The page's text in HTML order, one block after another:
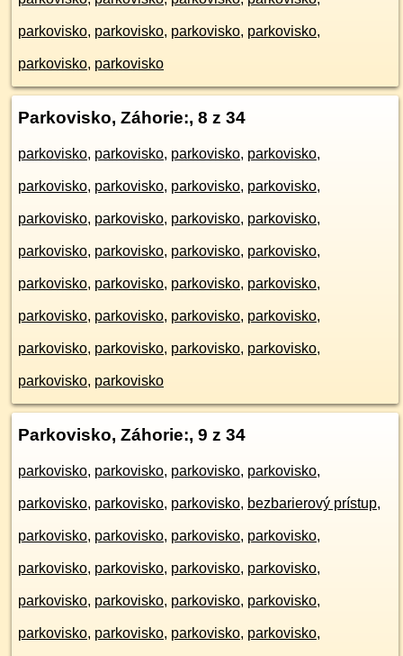
parkovisko, parkovisko, parkovisko, parkovisko,
parkovisko, parkovisko
Parkovisko, Záhorie:, 8 z 34
parkovisko, parkovisko, parkovisko, parkovisko,
parkovisko, parkovisko, parkovisko, parkovisko,
parkovisko, parkovisko, parkovisko, parkovisko,
parkovisko, parkovisko, parkovisko, parkovisko,
parkovisko, parkovisko, parkovisko, parkovisko,
parkovisko, parkovisko, parkovisko, parkovisko,
parkovisko, parkovisko, parkovisko, parkovisko,
parkovisko, parkovisko
Parkovisko, Záhorie:, 9 z 34
parkovisko, parkovisko, parkovisko, parkovisko,
parkovisko, parkovisko, parkovisko, bezbarierový prístup,
parkovisko, parkovisko, parkovisko, parkovisko,
parkovisko, parkovisko, parkovisko, parkovisko,
parkovisko, parkovisko, parkovisko, parkovisko,
parkovisko, parkovisko, parkovisko, parkovisko,